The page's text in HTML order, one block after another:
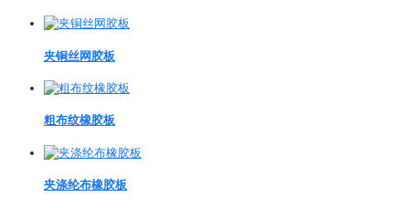
夹铜丝网胶板
粗布纹橡胶板
夹涤纶布橡胶板